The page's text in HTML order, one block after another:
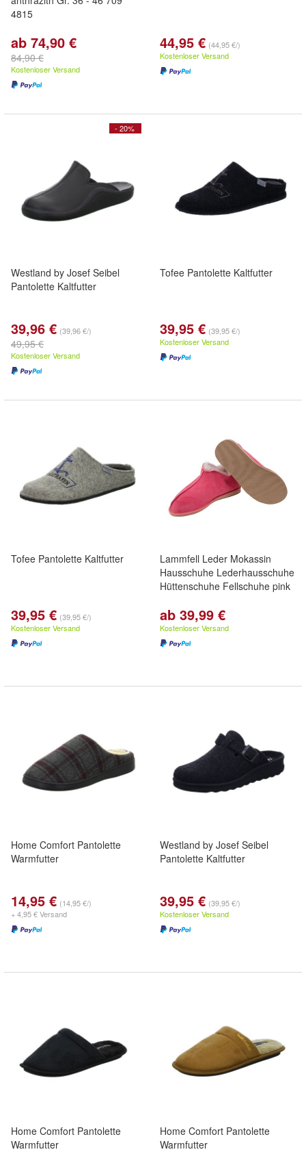
4815
ab 74,90 €
84,90 €
Kostenloser Versand
44,95 € (44,95 €/)
Kostenloser Versand
- 20%
Westland by Josef Seibel
Pantolette Kaltfutter
39,96 € (39,96 €/)
49,95 €
Kostenloser Versand
Tofee Pantolette Kaltfutter
39,95 € (39,95 €/)
Kostenloser Versand
Tofee Pantolette Kaltfutter
39,95 € (39,95 €/)
Kostenloser Versand
Lammfell Leder Mokassin
Hausschuhe Lederhausschuhe
Hüttenschuhe Fellschuhe pink
ab 39,99 €
Kostenloser Versand
Home Comfort Pantolette
Warmfutter
14,95 € (14,95 €/)
+ 4,95 € Versand
Westland by Josef Seibel
Pantolette Kaltfutter
39,95 € (39,95 €/)
Kostenloser Versand
Home Comfort Pantolette
Warmfutter
Home Comfort Pantolette
Warmfutter